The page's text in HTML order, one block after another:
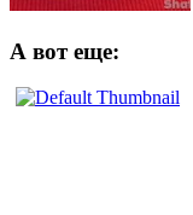
А вот еще: